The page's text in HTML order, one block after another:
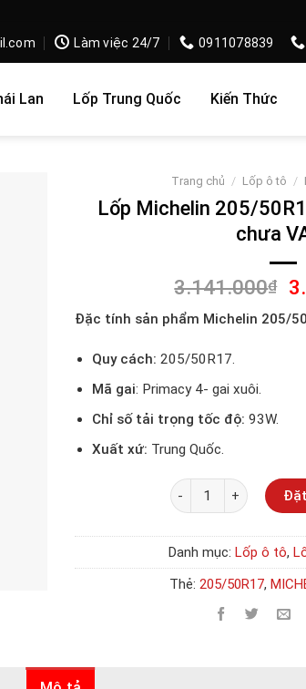
Làm việc 24/7 0911078839
Lan Lốp Trung Quốc Kiến Thức
Trang chủ / Lốp ô tô /
Lốp Michelin 205/
chưa
3.141.000₫
Đặc tính sản phẩm Michelin 205/
Quy cách: 205/50R17.
Mã gai: Primacy 4- gai xuôi.
Chỉ số tải trọng tốc độ: 93W.
Xuất xứ: Trung Quốc.
Số lượng
Danh mục: Lốp ô tô,
Thẻ:205/50R17,